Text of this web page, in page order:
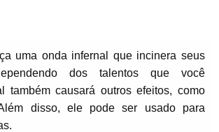
uma onda infernal que incinera seus
dos talentos que você
também causará outros efeitos, como
disso, ele pode ser usado para